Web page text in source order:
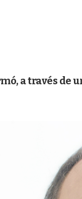
a través de